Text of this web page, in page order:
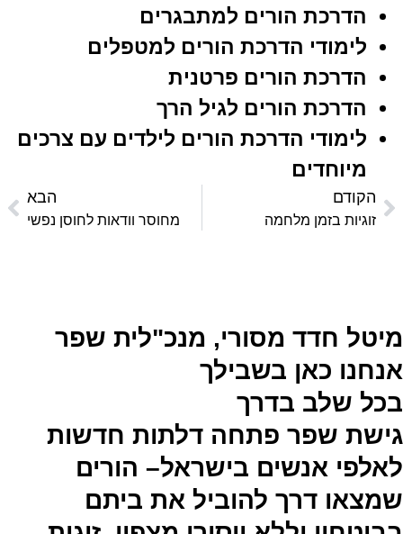
הדרכת הורים למתבגרים
לימודי הדרכת הורים למטפלים
הדרכת הורים פרטנית
הדרכת הורים לגיל הרך
לימודי הדרכת הורים לילדים עם צרכים
מיוחדים
הקודם
זוגיות בזמן מלחמה
הבא
מחוסר וודאות לחוסן נפשי
מיטל חדד מסורי, מנכ"לית שפר
אנחנו כאן בשבילך
בכל שלב בדרך
גישת שפר פתחה דלתות חדשות
לאלפי אנשים בישראל– הורים
שמצאו דרך להוביל את ביתם